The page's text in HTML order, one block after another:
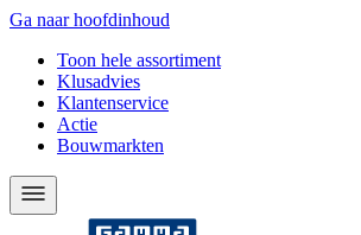
Ga naar hoofdinhoud
Toon hele assortiment
Klusadvies
Klantenservice
Actie
Bouwmarkten